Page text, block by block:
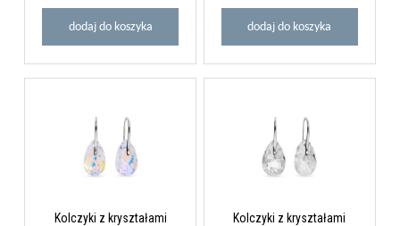
dodaj do koszyka dodaj do koszyka
Kolczyki z kryształami
Kolczyki z kryształami